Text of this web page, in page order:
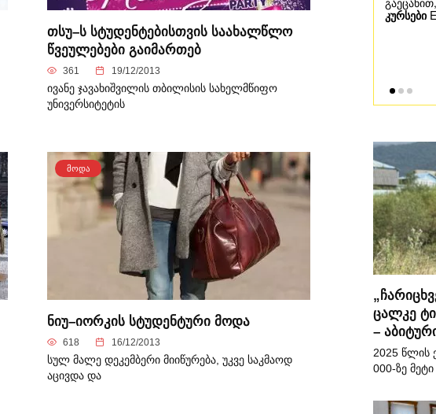
თსუ–ს სტუდენტებისთვის საახალწლო
წვეულებები გაიმართებ
361 19/12/2013
ივანე ჯავახიშვილის თბილისის სახელმწიფო
უნივერსიტეტის
ᲛᲝᲓᲐ
ნიუ–იორკის სტუდენტური მოდა
618 16/12/2013
სულ მალე დეკემბერი მიიწურება, უკვე საკმაოდ
აცივდა და
ცალკე
–
2025 წლის
000-ზე მეტი